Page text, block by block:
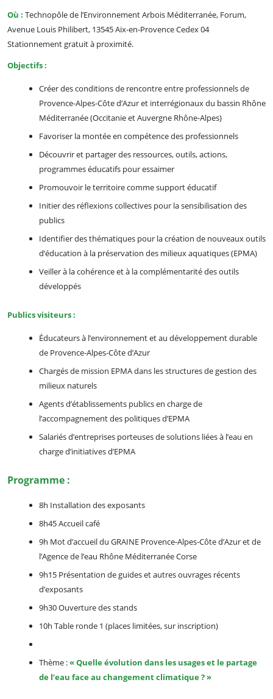
Où : Technopôle de l’Environnement Arbois Méditerranée, Forum,
Avenue Louis Philibert, 13545 Aix-en-Provence Cedex 04
Stationnement gratuit à proximité.
Objectifs :
Créer des conditions de rencontre entre professionnels de
Provence-Alpes-Côte d’Azur et interrégionaux du bassin Rhône
Méditerranée (Occitanie et Auvergne Rhône-Alpes)
Favoriser la montée en compétence des professionnels
Découvrir et partager des ressources, outils, actions,
programmes éducatifs pour essaimer
Promouvoir le territoire comme support éducatif
Initier des réflexions collectives pour la sensibilisation des
publics
Identifier des thématiques pour la création de nouveaux outils
d’éducation à la préservation des milieux aquatiques (EPMA)
Veiller à la cohérence et à la complémentarité des outils
développés
Publics visiteurs :
Éducateurs à l’environnement et au développement durable
de Provence-Alpes-Côte d’Azur
Chargés de mission EPMA dans les structures de gestion des
milieux naturels
Agents d’établissements publics en charge de
l’accompagnement des politiques d’EPMA
Salariés d’entreprises porteuses de solutions liées à l’eau en
charge d’initiatives d’EPMA
Programme :
8h Installation des exposants
8h45 Accueil café
9h Mot d’accueil du GRAINE Provence-Alpes-Côte d’Azur et de
l’Agence de l’eau Rhône Méditerranée Corse
9h15 Présentation de guides et autres ouvrages récents
d’exposants
9h30 Ouverture des stands
10h Table ronde 1 (places limitées, sur inscription)
Thème :« Quelle évolution dans les usages et le partage
de l’eau face au changement climatique ? »